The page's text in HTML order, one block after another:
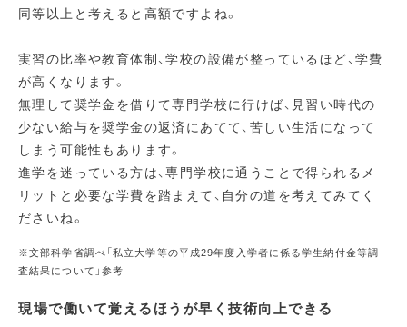
同等以上と考えると高額ですよね。
実習の比率や教育体制、学校の設備が整っているほど、学費
が高くなります。
無理して奨学金を借りて専門学校に行けば、見習い時代の
少ない給与を奨学金の返済にあてて、苦しい生活になって
しまう可能性もあります。
進学を迷っている方は、専門学校に通うことで得られるメ
リットと必要な学費を踏まえて、自分の道を考えてみてく
ださいね。
※文部科学省調べ「私立大学等の平成29年度入学者に係る学生納付金等調
査結果について」参考
現場で働いて覚えるほうが早く技術向上できる